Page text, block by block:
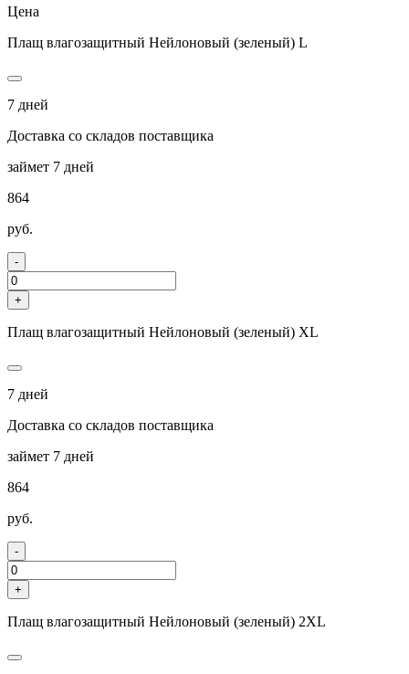
Цена
Плащ влагозащитный Нейлоновый (зеленый) L
7 дней
Доставка со складов поставщика
займет 7 дней
864
руб.
-
+
Плащ влагозащитный Нейлоновый (зеленый) ХL
7 дней
Доставка со складов поставщика
займет 7 дней
864
руб.
-
+
Плащ влагозащитный Нейлоновый (зеленый) 2ХL